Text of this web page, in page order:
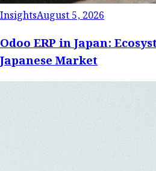
InsightsAugust 5, 2026
Odoo ERP in Japan:
Japanese Market